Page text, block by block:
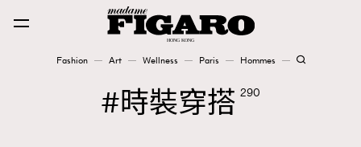
Fashion Art Wellness Paris Hommes
Fashion
時裝穿搭 290